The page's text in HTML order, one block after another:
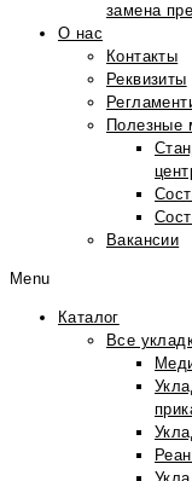
замена
О нас
Контакты
Реквизиты
Полезные
Вакансии
Menu
Каталог
Все